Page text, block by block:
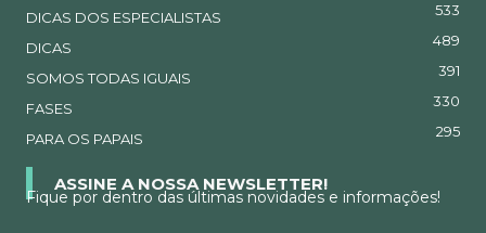
DICAS DOS ESPECIALISTAS 533
DICAS 489
SOMOS TODAS IGUAIS 391
FASES 330
PARA OS PAPAIS 295
ASSINE A NOSSA NEWSLETTER!
Fique por dentro das últimas novidades e informações!